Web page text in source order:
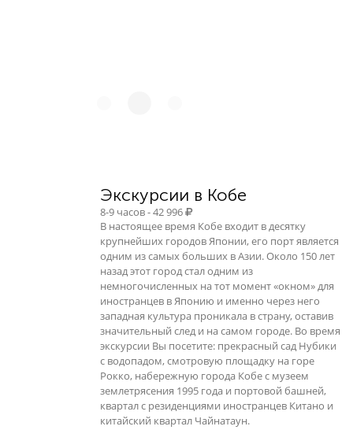
Экскурсии в Кобе
8-9 часов - 42 996
В настоящее время Кобе входит в десятку
крупнейших городов Японии, его порт является
одним из самых больших в Азии. Около 150 лет
назад этот город стал одним из
немногочисленных на тот момент «окном» для
иностранцев в Японию и именно через него
западная культура проникала в страну, оставив
значительный след и на самом городе. Во время
экскурсии Вы посетите: прекрасный сад Нубики
с водопадом, смотровую площадку на горе
Рокко, набережную города Кобе с музеем
землетрясения 1995 года и портовой башней,
квартал с резиденциями иностранцев Китано и
китайский квартал Чайнатаун.